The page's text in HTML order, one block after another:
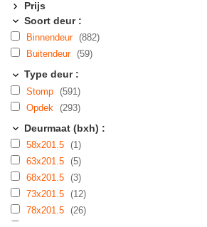
Prijs
Soort deur :
Binnendeur (882)
Buitendeur (59)
Type deur :
Stomp (591)
Opdek
(293)
Deurmaat (bxh) :
58x201.5 (1)
63x201.5 (5)
68x201.5 (3)
73x201.5 (12)
78x201.5 (26)